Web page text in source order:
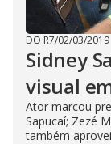
DO R7/02/03/2019
Sidney
visual
Ator marcou
Sapucaí; Zezé
também